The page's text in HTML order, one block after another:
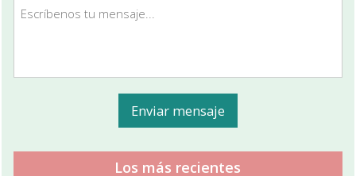
Los más recientes